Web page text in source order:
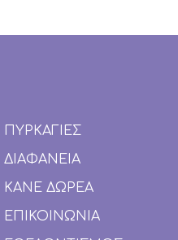
ΠΥΡΚΑΓΙΕΣ
ΔΙΑΦΑΝΕΙΑ
ΚΑΝΕ ΔΩΡΕΑ
ΕΠΙΚΟΙΝΩΝΙΑ